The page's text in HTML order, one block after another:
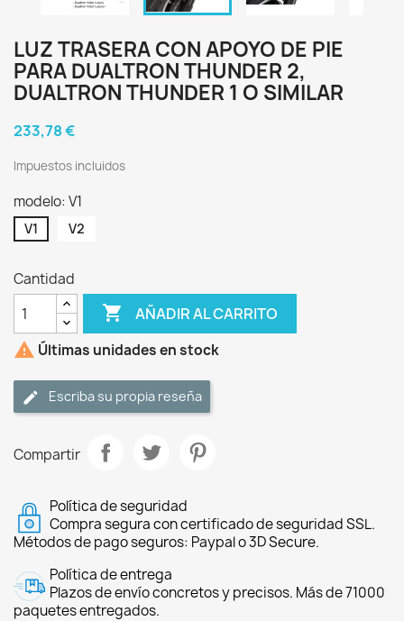
LUZ TRASERA CON APOYO DE PIE
PARA DUALTRON THUNDER 2,
DUALTRON THUNDER 1 O SIMILAR
233,78 €
Impuestos incluidos
modelo: V1
V1 V2
Cantidad
 AÑADIR AL CARRITO
 Últimas unidades en stock
Escriba su propia reseña
Compartir
Política de seguridad
Compra segura con certificado de seguridad SSL.
Métodos de pago seguros: Paypal o 3D Secure.
Política de entrega
Plazos de envío concretos y precisos. Más de 71000
paquetes entregados.